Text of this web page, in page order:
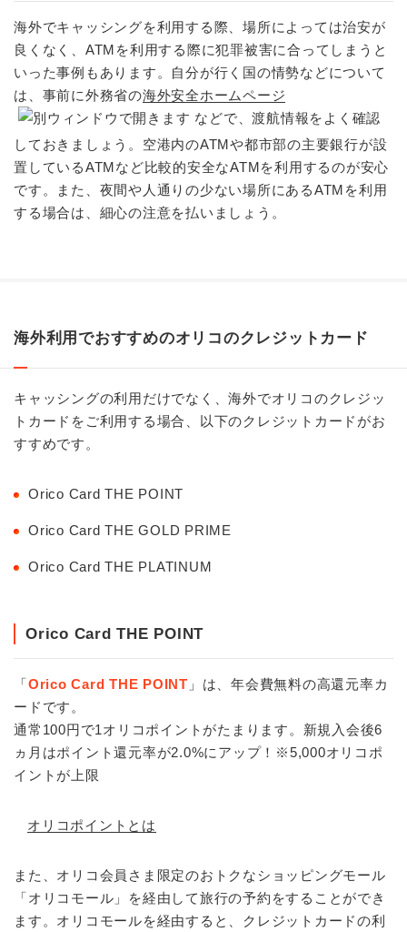
海外でキャッシングを利用する際、場所によっては治安が
良くなく、ATMを利用する際に犯罪被害に合ってしまうと
いった事例もあります。自分が行く国の情勢などについて
は、事前に外務省の海外安全ホームページ
などで、渡航情報をよく確認
しておきましょう。空港内のATMや都市部の主要銀行が設
置しているATMなど比較的安全なATMを利用するのが安心
です。また、夜間や人通りの少ない場所にあるATMを利用
する場合は、細心の注意を払いましょう。
海外利用でおすすめのオリコのクレジットカード
キャッシングの利用だけでなく、海外でオリコのクレジッ
トカードをご利用する場合、以下のクレジットカードがお
すすめです。
Orico Card THE POINT
Orico Card THE GOLD PRIME
Orico Card THE PLATINUM
Orico Card THE POINT
「Orico Card THE POINT 」は、年会費無料の高還元率カ
ードです。
通常100円で1オリコポイントがたまります。新規入会後6
ヵ月はポイント還元率が2.0%にアップ！※5,000オリコポ
イントが上限
オリコポイントとは
また、オリコ会員さま限定のおトクなショッピングモール
「オリコモール」を経由して旅行の予約をすることができ
ます。オリコモールを経由すると、クレジットカードの利